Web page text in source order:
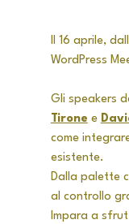
Il 16 aprile,
WordPress
Gli speakers
Tirone e
come
esistente.
Dalla palette
al controllo
Impara a